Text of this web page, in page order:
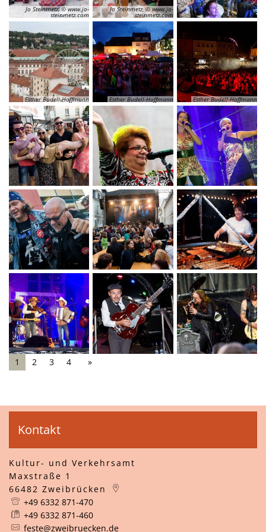
Jo Steinmetz, © www.jo-
steinmetz.com
Jo Steinmetz, © www.jo-
steinmetz.com
Esther Budell-Hoffmann Esther Budell-Hoffmann Esther Budell-Hoffmann
1 2 3 4
Kontakt
Kultur- und Verkehrsamt
Maxstraße 1
66482 Zweibrücken
+49 6332 871-470
+49 6332 871-460
feste@zweibruecken.de